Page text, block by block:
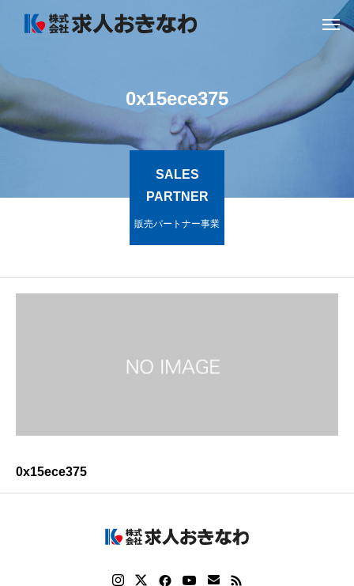
0x15ece375
SALES
PARTNER
販売パートナー事業
0x15ece375